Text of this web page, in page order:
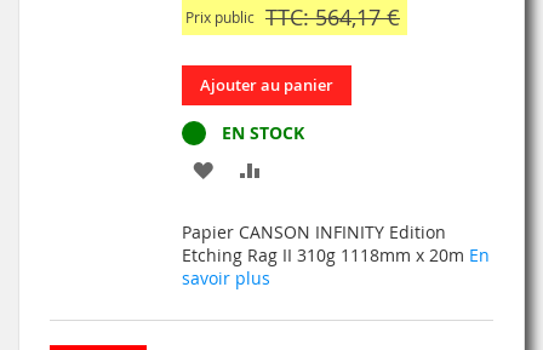
Prix public TTC: 564,17 €
Ajouter au panier
EN STOCK
AJOUTER
MA
LISTE
COMPARATEUR
Papier CANSON INFINITY Edition
Etching Rag II 310g 1118mm x 20m En
savoir plus